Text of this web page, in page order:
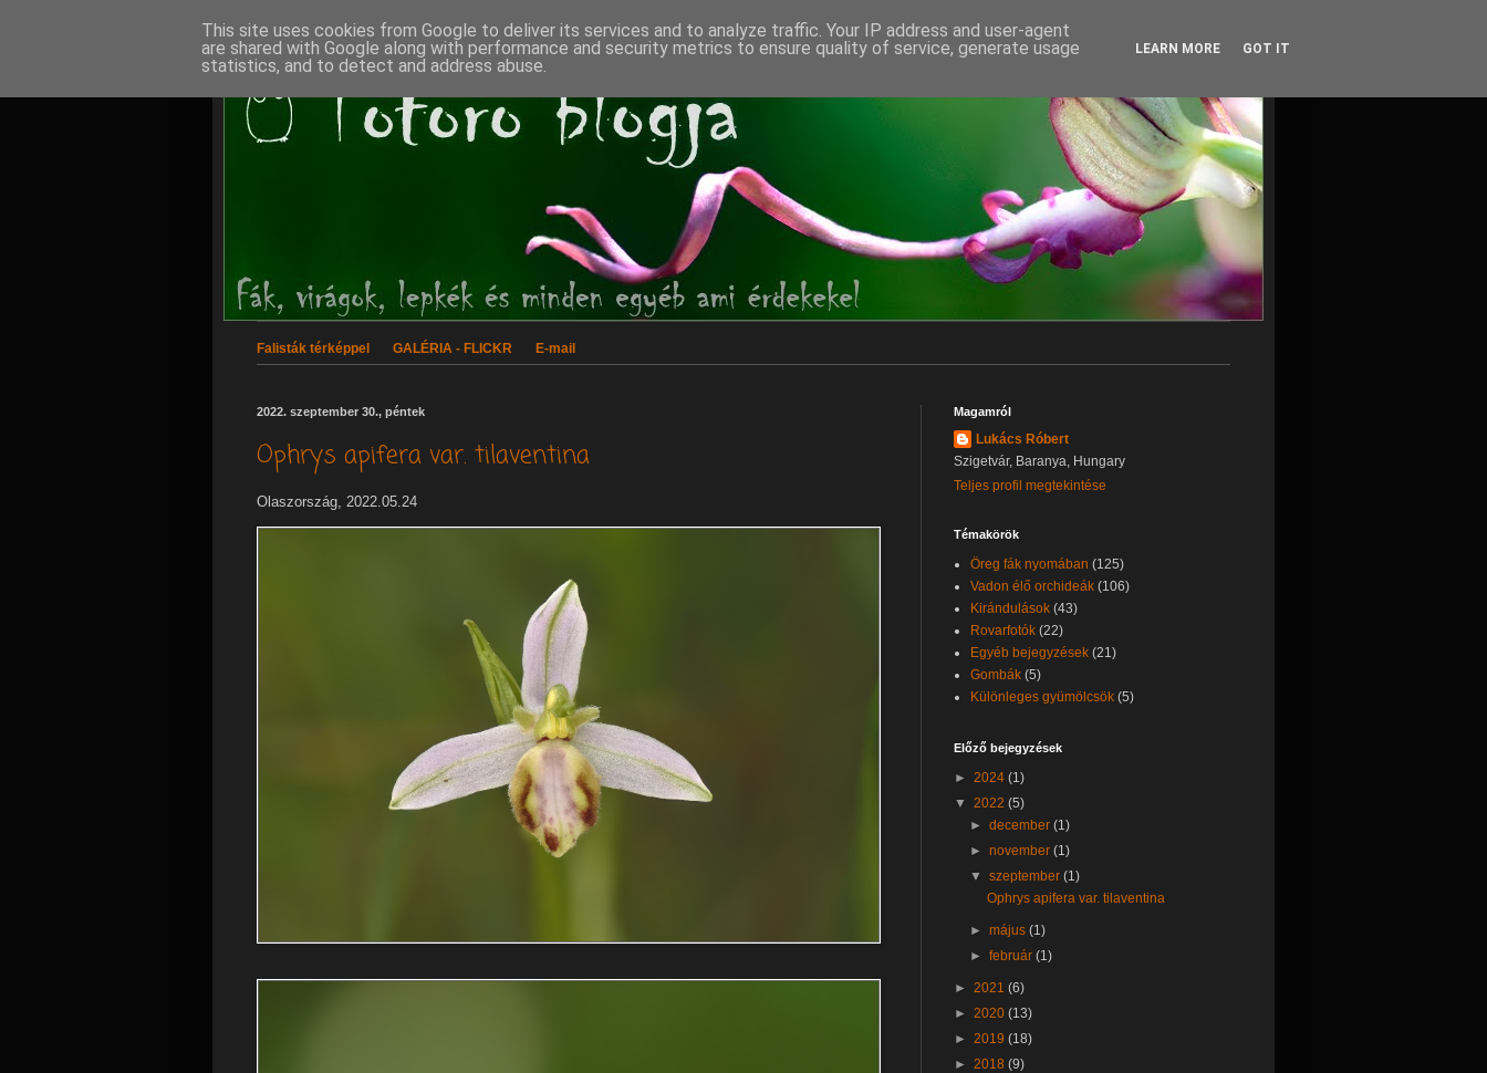
Falisták térképpel GALÉRIA - FLICKR E-mail
2022. szeptember 30., péntek
Ophrys apifera var. tilaventina
Olaszország, 2022.05.24
Magamról
Lukács Róbert
Szigetvár, Baranya, Hungary
Teljes profil megtekintése
Témakörök
Öreg fák nyomában (125)
Vadon élő orchideák (106)
Kirándulások (43)
Rovarfotók (22)
Egyéb bejegyzések (21)
Gombák (5)
Különleges gyümölcsök (5)
Előző bejegyzések
► 2024 (1)
▼ 2022 (5)
►december(1)
►november(1)
▼szeptember(1)
Ophrys apifera var. tilaventina
►május(1)
►február(1)
► 2021 (6)
► 2020 (13)
► 2019 (18)
► 2018 (9)
This site uses cookies from Google to deliver its services and to analyze traffic. Your IP address and user-agent
are shared with Google along with performance and security metrics to ensure quality of service, generate usage
statistics, and to detect and address abuse.
LEARN MORE GOT IT